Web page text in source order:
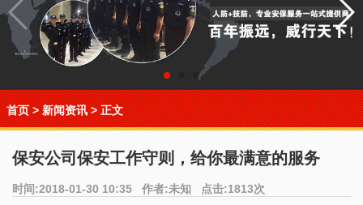
首页>新闻资讯> 正文
保安公司保安工作守则，给你最满意的服务
时间:2018-01-30 10:35 作者:未知 点击:1813次